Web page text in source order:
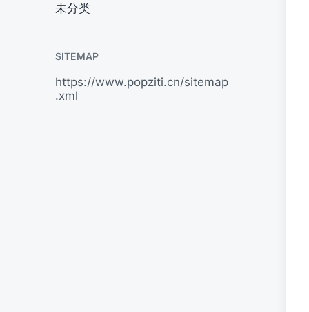
未分类
SITEMAP
https://www.popziti.cn/sitemap
.xml